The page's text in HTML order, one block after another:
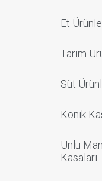
Et
Tarım
Süt
Konik
Unlu
Kasaları